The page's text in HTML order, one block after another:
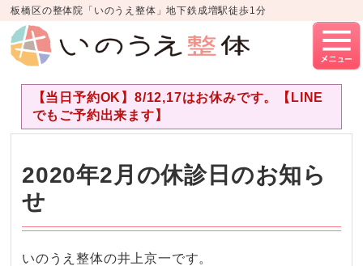
板橋区の整体院「いのうえ整体」地下鉄成増駅徒歩1分
【当日予約OK】8/12,17はお休みです。【LINE
でもご予約出来ます】
2020年2月の休診日のお知ら
せ
いのうえ整体の井上京一です。